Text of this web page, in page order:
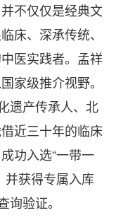
不仅仅是经典文
床、深承传统、
医实践者。孟祥
家级推介视野。
遗产传承人、北
近三十年的临床
功入选“一带一
并获得专属入库
询验证。